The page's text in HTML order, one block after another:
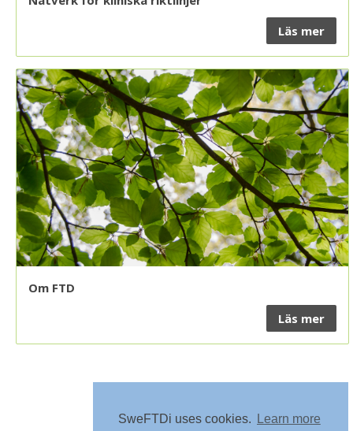
SweFTDi uses cookies. Learn more
Läs mer
Om FTD
Läs mer